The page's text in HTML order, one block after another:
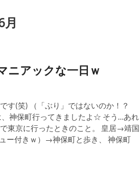
月
ニアックな一日ｗ
す(笑) （「ぶり」ではないのか！？
、神保町行ってきましたよ☆ そう…あれ
東京に行ったときのこと。 皇居→靖国
ュー付きｗ）→神保町と歩き、 神保町